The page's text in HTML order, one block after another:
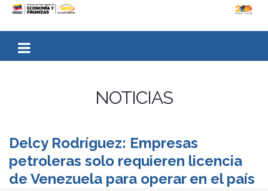
NOTICIAS
Delcy Rodríguez: Empresas
petroleras solo requieren licencia
de Venezuela para operar en el país